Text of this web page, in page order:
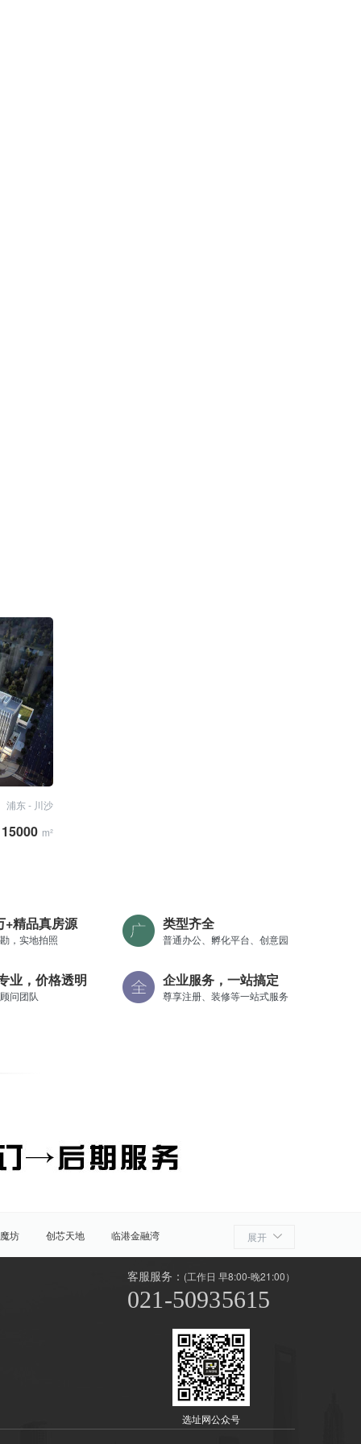
浦东 - 川沙
m²
+精品真房源
，实地拍照
类型齐全
普通办公、孵化平台、创意园
业，价格透明
问团队
企业服务，一站搞定
尊享注册、装修等一站式服务
展开
坊 创芯天地 临港金融湾
客服服务： (工作日 早8:00-晚21:00）
021-50935615
选址网公众号